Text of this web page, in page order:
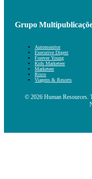
Grupo
Automonitor
Executive Digest
Forever Young
Kids Marketeer
Marketeer
Risco
Viagens & Resorts
© 2026 Human Resources.